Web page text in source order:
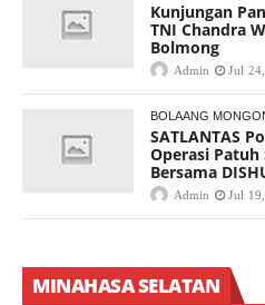
Kunjungan
TNI Chandra
Bolmong
Admin Jul
BOLAANG
SATLANTAS
Operasi Patuh
Bersama
Admin Jul
MINAHASA SELATAN